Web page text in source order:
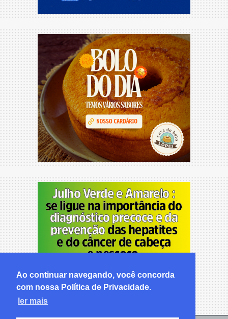
Ao continuar navegando, você concorda
com nossa Política de Privacidade.
ler mais